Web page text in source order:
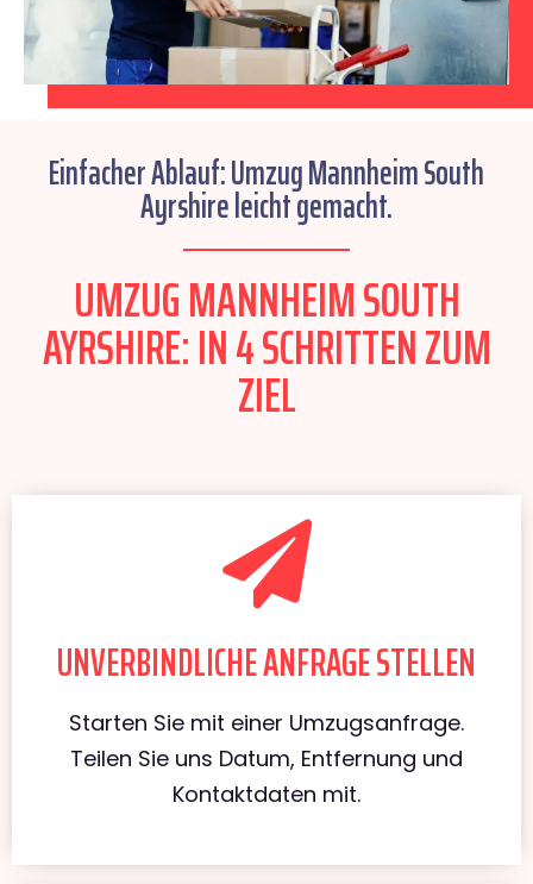
Einfacher Ablauf: Umzug Mannheim South
Ayrshire leicht gemacht.
UMZUG MANNHEIM SOUTH
AYRSHIRE: IN 4 SCHRITTEN ZUM
ZIEL
UNVERBINDLICHE ANFRAGE STELLEN
Starten Sie mit einer Umzugsanfrage.
Teilen Sie uns Datum, Entfernung und
Kontaktdaten mit.